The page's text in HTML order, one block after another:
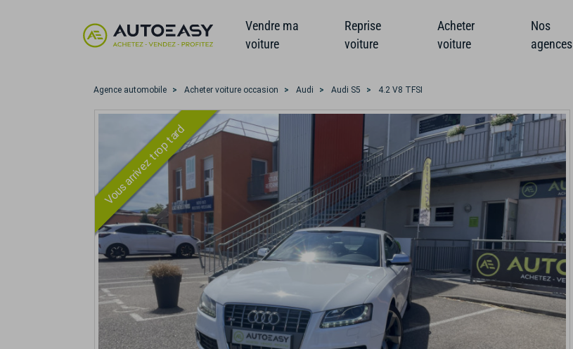
Vendre ma
voiture
Reprise
voiture
Acheter
voiture
Nos
agences
Agence automobile Acheter voiture occasion Audi Audi S5 4.2 V8 TFSI
Vous arrivez trop tard